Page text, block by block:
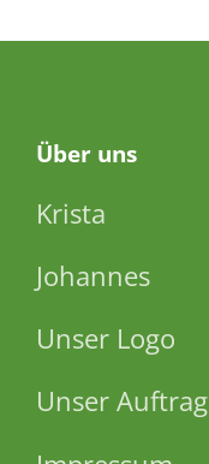
Über uns
Krista
Johannes
Unser Logo
Unser Auftrag